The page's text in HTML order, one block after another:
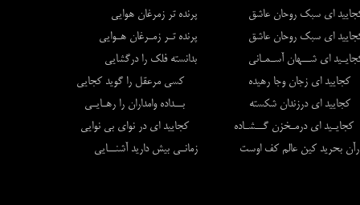
ای سبک روحان عاشق پرنده تر زمرغان هوایی
ای سبک روحان عاشق پرنده تـر زمـرغان هـوایی
ای شــهان آسـمـانی بدانسته فلک را درگشایی
ای زجان وجا رهیده کسی مرعقل را گوید کجایی
ای درزندان شکسته بــداده وامداران را رهـایـی
ای درمـخزن گــشـاده کجایید ای در نوای بی نوایی
بحرید کین عالم کف اوست زمانـی بیش دارید آشنــایی